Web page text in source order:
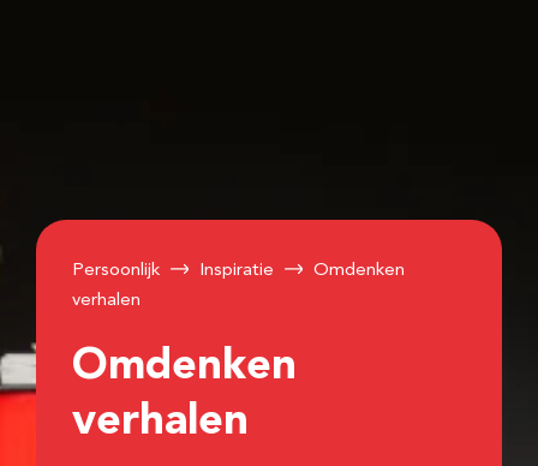
Persoonlijk Inspiratie
Omdenken
verhalen
Omdenken
verhalen